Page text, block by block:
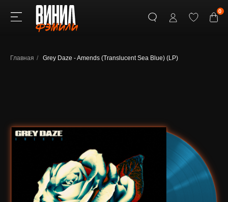
Главная / Grey Daze - Amends (Translucent Sea Blue) (LP)